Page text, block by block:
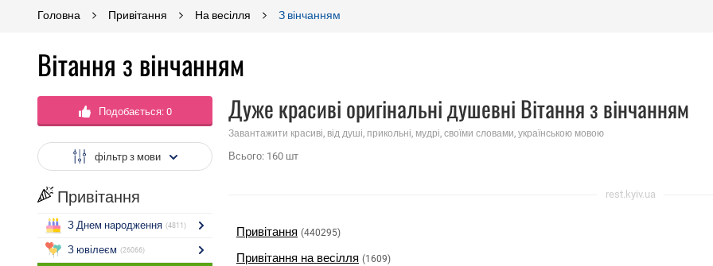
Головна Привітання На весілля З вінчанням
Вітання з вінчанням
Подобається: 0
фільтр з мови
Привітання
З Днем народження (4811)
З ювілеєм (26066)
Дуже красиві оригінальні душевні Вітання з вінчанням
Завантажити красиві, від душі, прикольні, мудрі, своїми словами, українською мовою
Всього: 160 шт
rest.kyiv.ua
Привітання (440295)
Привітання на весілля (1609)